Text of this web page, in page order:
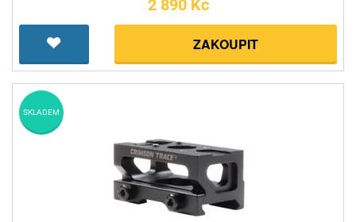
2 890 Kč
ZAKOUPIT
SKLADEM